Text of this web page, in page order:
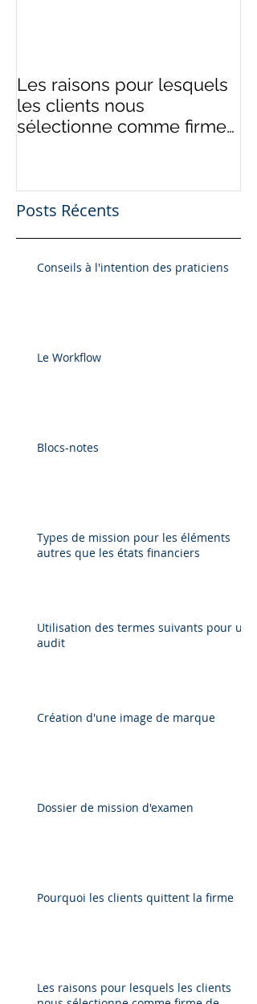
Les raisons pour lesquels
les clients nous
sélectionne comme firme
Posts Récents
Conseils à l'intention des praticiens
Le Workflow
Blocs-notes
Types de mission pour les éléments
autres que les états financiers
Utilisation des termes suivants pour un
audit
Création d'une image de marque
Dossier de mission d'examen
Pourquoi les clients quittent la firme
Les raisons pour lesquels les clients